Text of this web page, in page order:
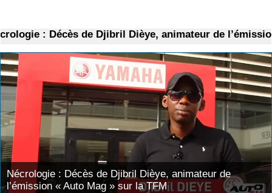
: Décès de Djibril Dièye, animateur de l’émission
Nécrologie : Décès de Djibril Dièye, animateur de
l’émission « Auto Mag » sur la TFM